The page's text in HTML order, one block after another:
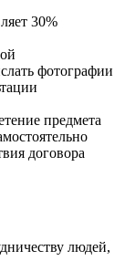
30%
фотографии
предмета
договора
людей,